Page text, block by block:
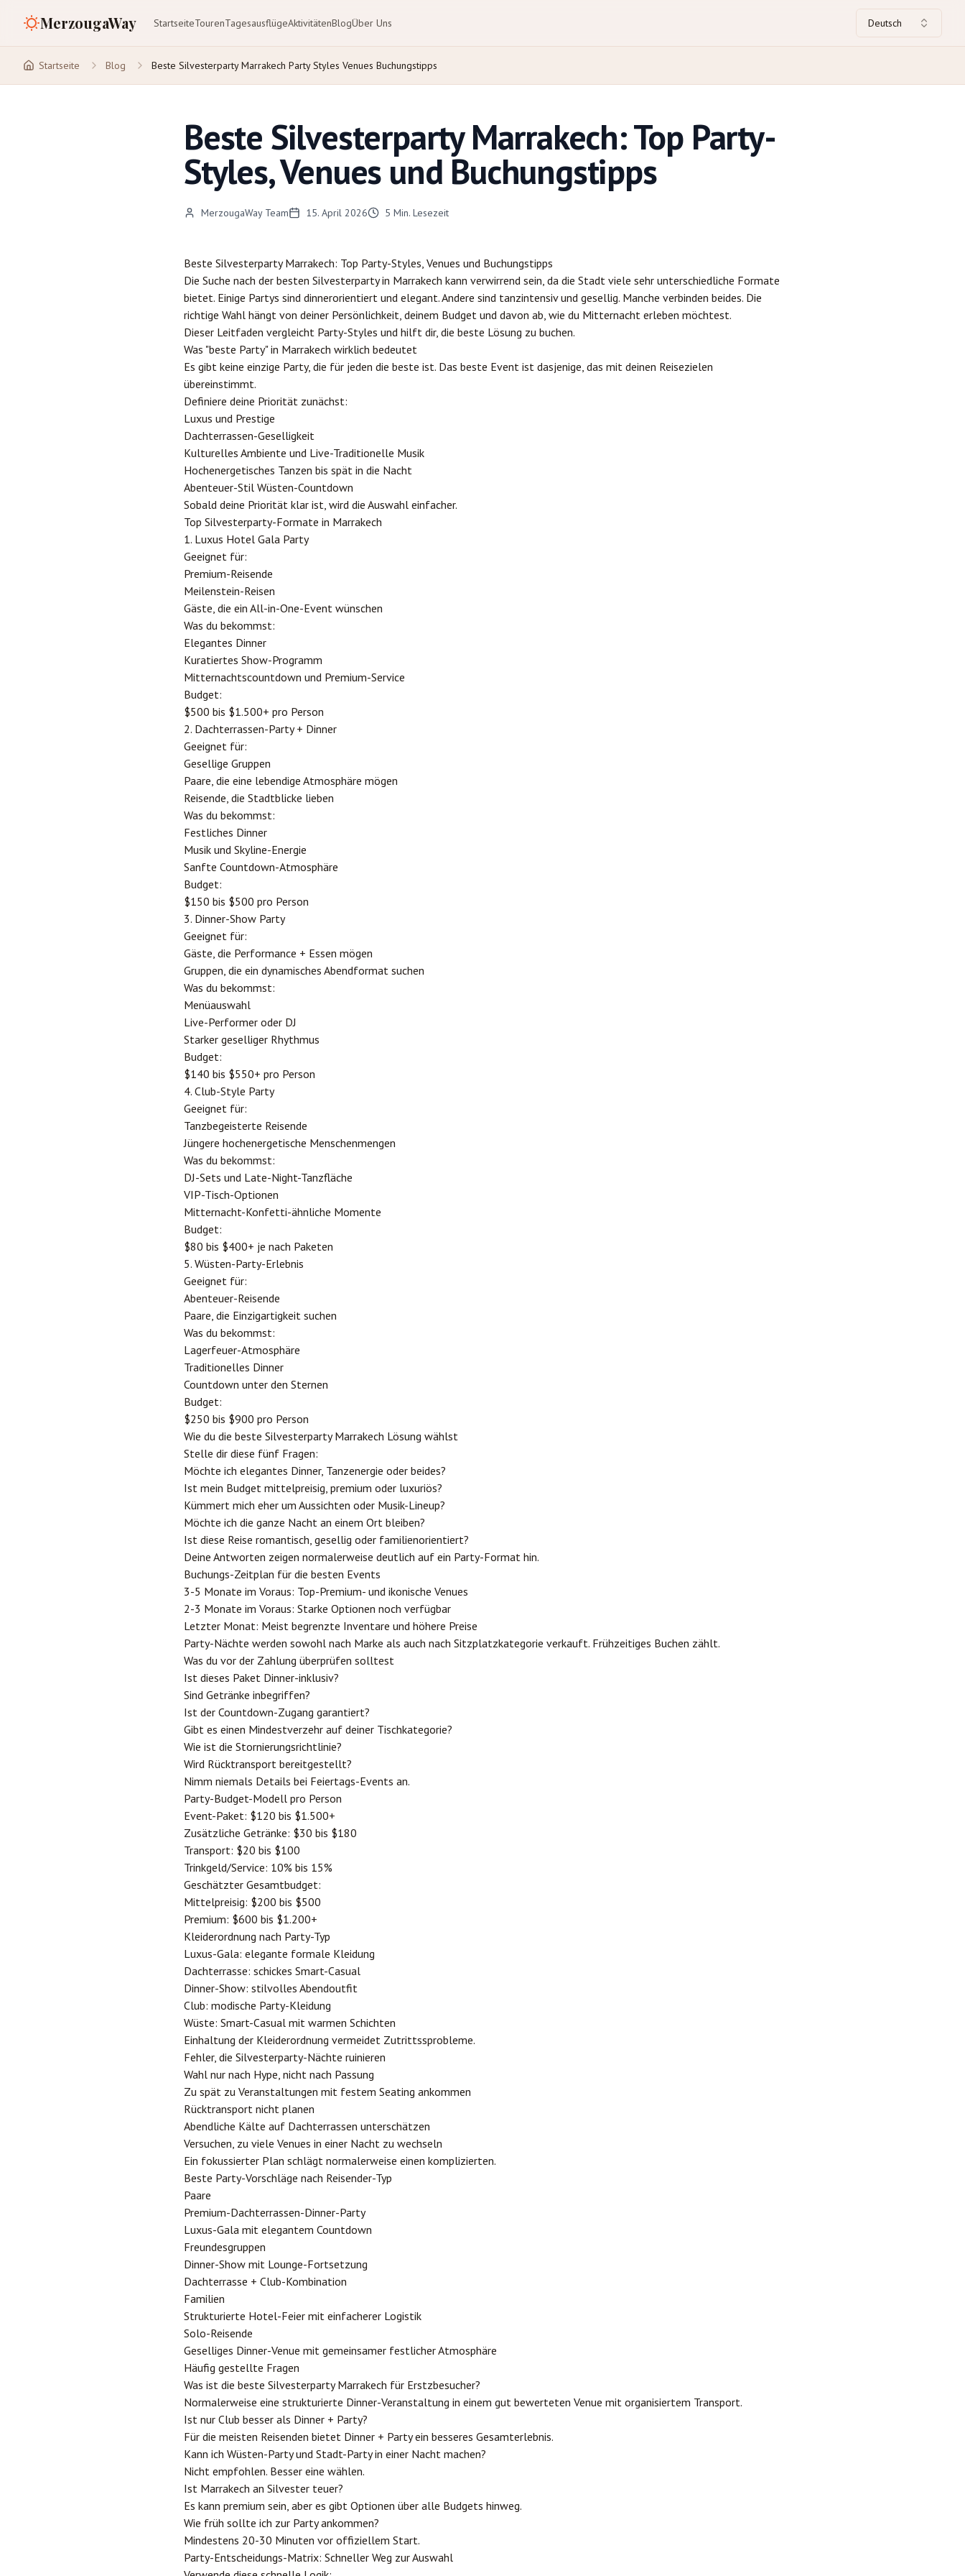
MerzougaWay StartseiteTourenTagesausflügeAktivitätenBlogÜber Uns Deutsch
Startseite Blog Beste Silvesterparty Marrakech Party Styles Venues Buchungstipps
Beste Silvesterparty Marrakech: Top Party-
Styles, Venues und Buchungstipps
MerzougaWay Team 15. April 2026 5 Min. Lesezeit
Beste SilvesterpartyMarrakech: Top Party-Styles, Venues und Buchungstipps
Die Suche nach der besten Silvesterparty in Marrakech kann verwirrend sein, da die Stadt viele sehr unterschiedliche Formate
bietet. Einige Partys sind dinnerorientiert und elegant. Andere sind tanzintensiv und gesellig. Manche verbinden beides. Die
richtige Wahl hängt von deiner Persönlichkeit, deinem Budget und davon ab, wie du Mitternacht erleben möchtest.
Dieser Leitfaden vergleicht Party-Styles und hilft dir, die beste Lösung zu buchen.
Was "beste Party" in Marrakech wirklich bedeutet
Es gibt keine einzige Party, die für jeden die beste ist. Das beste Event ist dasjenige, das mit deinen Reisezielen
übereinstimmt.
Definiere deine Priorität zunächst:
Luxus und Prestige
Dachterrassen-Geselligkeit
Kulturelles Ambiente und Live-Traditionelle Musik
Hochenergetisches Tanzen bis spät in die Nacht
Abenteuer-Stil Wüsten-Countdown
Sobald deine Priorität klar ist, wird die Auswahl einfacher.
Top Silvesterparty-Formate in Marrakech
1. Luxus Hotel Gala Party
Geeignet für:
Premium-Reisende
Meilenstein-Reisen
Gäste, die ein All-in-One-Event wünschen
Was du bekommst:
Elegantes Dinner
Kuratiertes Show-Programm
Mitternachtscountdown und Premium-Service
Budget:
$500 bis $1.500+ pro Person
2. Dachterrassen-Party + Dinner
Geeignet für:
Gesellige Gruppen
Paare, die eine lebendige Atmosphäre mögen
Reisende, die Stadtblicke lieben
Was du bekommst:
Festliches Dinner
Musik und Skyline-Energie
Sanfte Countdown-Atmosphäre
Budget:
$150 bis $500 pro Person
3. Dinner-Show Party
Geeignet für:
Gäste, die Performance + Essen mögen
Gruppen, die ein dynamisches Abendformat suchen
Was du bekommst:
Menüauswahl
Live-Performer oder DJ
Starker geselliger Rhythmus
Budget:
$140 bis $550+ pro Person
4. Club-Style Party
Geeignet für:
Tanzbegeisterte Reisende
Jüngere hochenergetische Menschenmengen
Was du bekommst:
DJ-Sets und Late-Night-Tanzfläche
VIP-Tisch-Optionen
Mitternacht-Konfetti-ähnliche Momente
Budget:
$80 bis $400+ je nach Paketen
5. Wüsten-Party-Erlebnis
Geeignet für:
Abenteuer-Reisende
Paare, die Einzigartigkeit suchen
Was du bekommst:
Lagerfeuer-Atmosphäre
Traditionelles Dinner
Countdown unter den Sternen
Budget:
$250 bis $900 pro Person
Wie du die beste Silvesterparty Marrakech Lösung wählst
Stelle dir diese fünf Fragen:
Möchte ich elegantes Dinner, Tanzenergie oder beides?
Ist mein Budget mittelpreisig, premium oder luxuriös?
Kümmert mich eher um Aussichten oder Musik-Lineup?
Möchte ich die ganze Nacht an einem Ort bleiben?
Ist diese Reise romantisch, gesellig oder familienorientiert?
Deine Antworten zeigen normalerweise deutlich auf ein Party-Format hin.
Buchungs-Zeitplan für die besten Events
3-5 Monate im Voraus: Top-Premium- und ikonische Venues
2-3 Monate im Voraus: Starke Optionen noch verfügbar
Letzter Monat: Meist begrenzte Inventare und höhere Preise
Party-Nächte werden sowohl nach Marke als auch nach Sitzplatzkategorie verkauft. Frühzeitiges Buchen zählt.
Was du vor der Zahlung überprüfen solltest
Ist dieses Paket Dinner-inklusiv?
Sind Getränke inbegriffen?
Ist der Countdown-Zugang garantiert?
Gibt es einen Mindestverzehr auf deiner Tischkategorie?
Wie ist die Stornierungsrichtlinie?
Wird Rücktransport bereitgestellt?
Nimm niemals Details bei Feiertags-Events an.
Party-Budget-Modell pro Person
Event-Paket: $120 bis $1.500+
Zusätzliche Getränke: $30 bis $180
Transport: $20 bis $100
Trinkgeld/Service: 10% bis 15%
Geschätzter Gesamtbudget:
Mittelpreisig: $200 bis $500
Premium: $600 bis $1.200+
Kleiderordnung nach Party-Typ
Luxus-Gala: elegante formale Kleidung
Dachterrasse: schickes Smart-Casual
Dinner-Show: stilvolles Abendoutfit
Club: modische Party-Kleidung
Wüste: Smart-Casual mit warmen Schichten
Einhaltung der Kleiderordnung vermeidet Zutrittssprobleme.
Fehler, die Silvesterparty-Nächte ruinieren
Wahl nur nach Hype, nicht nach Passung
Zu spät zu Veranstaltungen mit festem Seating ankommen
Rücktransport nicht planen
Abendliche Kälte auf Dachterrassen unterschätzen
Versuchen, zu viele Venues in einer Nacht zu wechseln
Ein fokussierter Plan schlägt normalerweise einen komplizierten.
Beste Party-Vorschläge nach Reisender-Typ
Paare
Premium-Dachterrassen-Dinner-Party
Luxus-Gala mit elegantem Countdown
Freundesgruppen
Dinner-Show mit Lounge-Fortsetzung
Dachterrasse + Club-Kombination
Familien
Strukturierte Hotel-Feier mit einfacherer Logistik
Solo-Reisende
Geselliges Dinner-Venue mit gemeinsamer festlicher Atmosphäre
Häufig gestellte Fragen
Was ist die beste Silvesterparty Marrakech für Erstzbesucher?
Normalerweise eine strukturierte Dinner-Veranstaltung in einem gut bewerteten Venue mit organisiertem Transport.
Ist nur Club besser als Dinner + Party?
Für die meisten Reisenden bietet Dinner + Party ein besseres Gesamterlebnis.
Kann ich Wüsten-Party und Stadt-Party in einer Nacht machen?
Nicht empfohlen. Besser eine wählen.
Ist Marrakech an Silvester teuer?
Es kann premium sein, aber es gibt Optionen über alle Budgets hinweg.
Wie früh sollte ich zur Party ankommen?
Mindestens 20-30 Minuten vor offiziellem Start.
Party-Entscheidungs-Matrix: Schneller Weg zur Auswahl